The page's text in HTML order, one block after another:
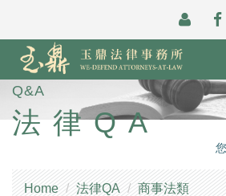
Q&A
法律QA
Home 法律QA 商事法類